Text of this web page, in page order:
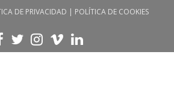
DE PRIVACIDAD | POLÍTICA DE COOKIES